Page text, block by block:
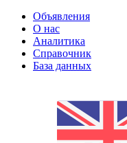
Объявления
О нас
Аналитика
Справочник
База данных